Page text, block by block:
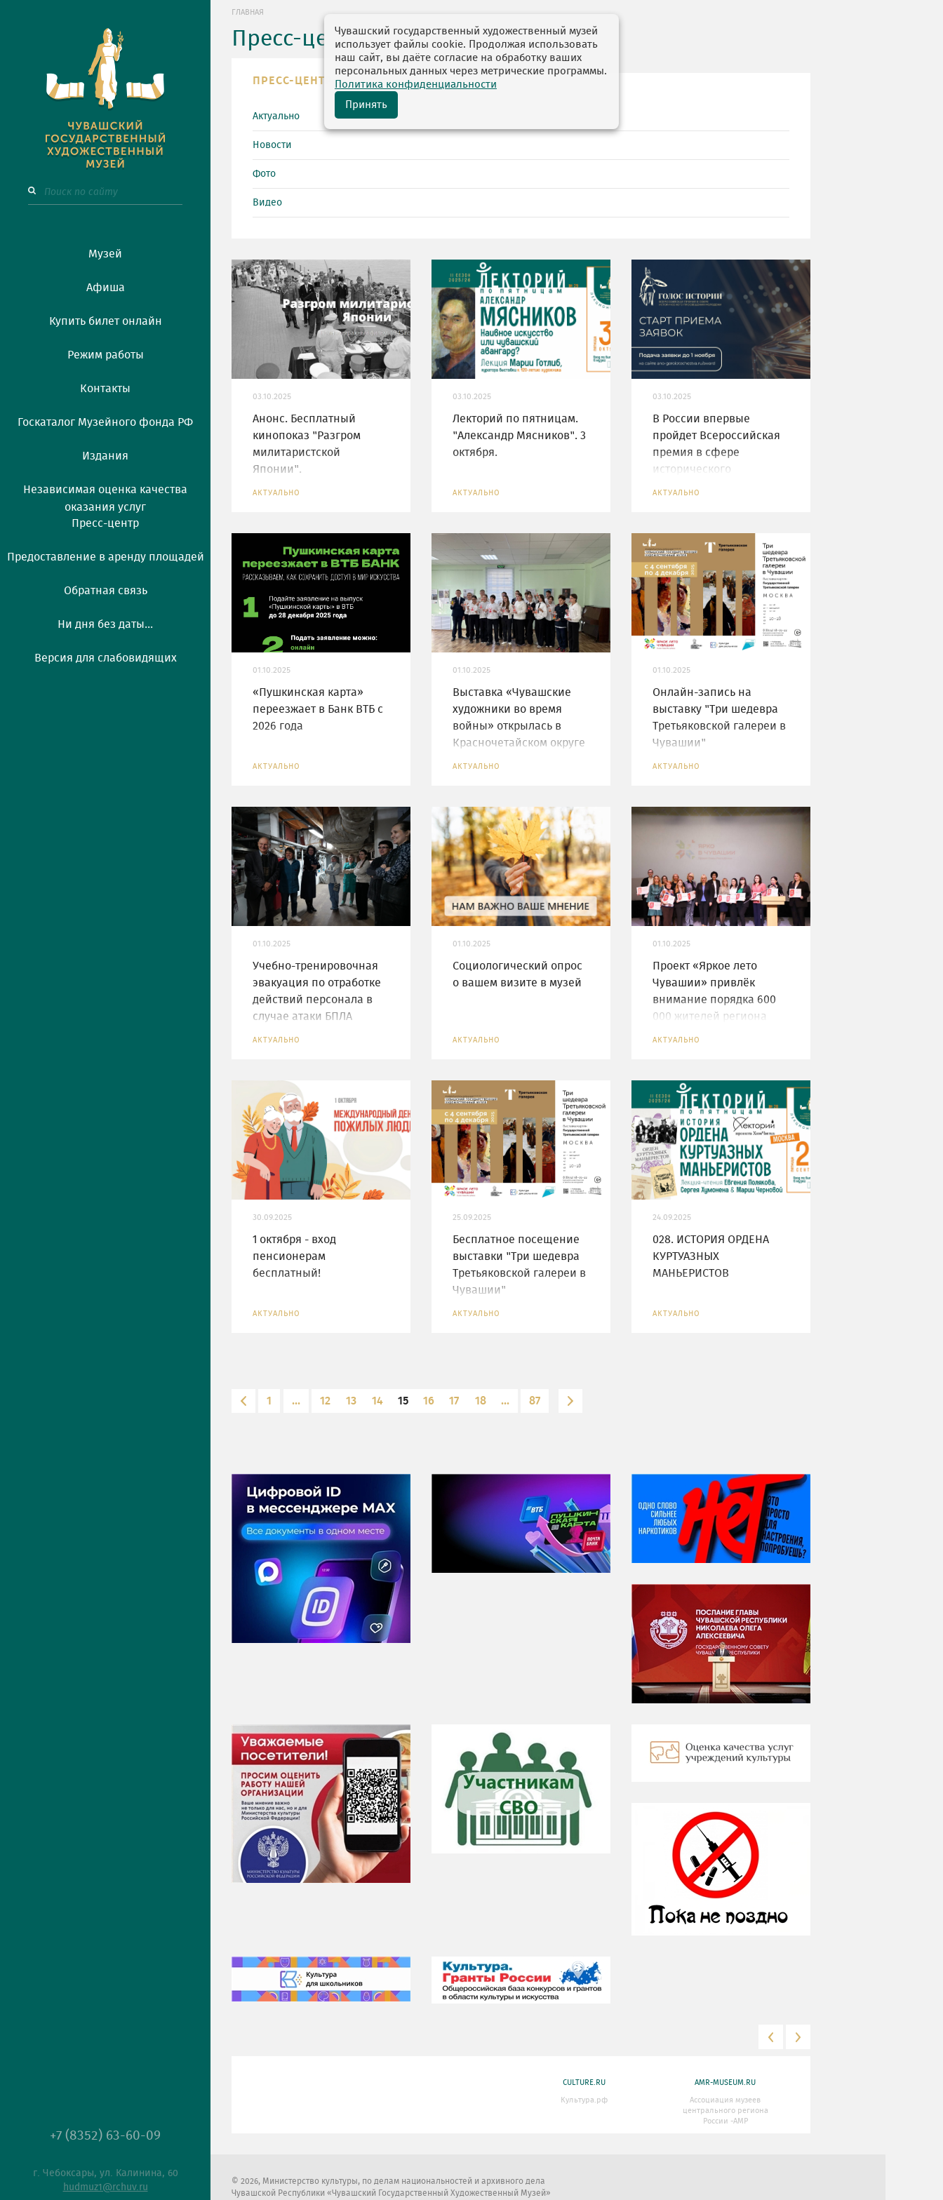
Музей
Афиша
Купить билет онлайн
Режим работы
Контакты
Госкаталог Музейного фонда РФ
Издания
Независимая оценка качества
оказания услуг
Пресс-центр
Предоставление в аренду площадей
Обратная связь
Ни дня без даты...
Версия для слабовидящих
+7 (8352) 63-60-09
г. Чебоксары, ул. Калинина, 60
hudmuz1@rchuv.ru
ГЛАВНАЯ
Пресс-центр
ПРЕСС-ЦЕНТР
Актуально
Новости
Фото
Видео
03.10.2025
Анонс. Бесплатный
кинопоказ "Разгром
милитаристской
Японии".
АКТУАЛЬНО
03.10.2025
Лекторий по пятницам.
"Александр Мясников". 3
октября.
АКТУАЛЬНО
03.10.2025
В России впервые
пройдет Всероссийская
премия в сфере
исторического
АКТУАЛЬНО
01.10.2025
«Пушкинская карта»
переезжает в Банк ВТБ с
2026 года
АКТУАЛЬНО
01.10.2025
Выставка «Чувашские
художники во время
войны» открылась в
Красночетайском округе
АКТУАЛЬНО
01.10.2025
Онлайн-запись на
выставку "Три шедевра
Третьяковской галереи в
Чувашии"
АКТУАЛЬНО
01.10.2025
Учебно-тренировочная
эвакуация по отработке
действий персонала в
случае атаки БПЛА
АКТУАЛЬНО
01.10.2025
Социологический опрос
о вашем визите в музей
АКТУАЛЬНО
01.10.2025
Проект «Яркое лето
Чувашии» привлёк
внимание порядка 600
000 жителей региона
АКТУАЛЬНО
30.09.2025
1 октября - вход
пенсионерам
бесплатный!
АКТУАЛЬНО
25.09.2025
Бесплатное посещение
выставки "Три шедевра
Третьяковской галереи в
Чувашии"
АКТУАЛЬНО
24.09.2025
028. ИСТОРИЯ ОРДЕНА
КУРТУАЗНЫХ
МАНЬЕРИСТОВ
АКТУАЛЬНО
1 ... 12 13 14 15 16 17 18 ... 87
ПРЕСС-ЦЕНТР
Актуально
Новости
Фото
НИ ДНЯ БЕЗ ДАТЫ...
08 августа
ВСЕМИРНЫЙ ДЕНЬ
КОШЕК
CULTURE.RU
Культура.рф
AMR-MUSEUM.RU
Ассоциация музеев
центрального региона
России -АМР
2026, Министерство культуры, по делам национальностей и архивного дела
Чувашской Республики «Чувашский Государственный Художественный Музей»
Чувашский государственный художественный музей
использует файлы cookie. Продолжая использовать
наш сайт, вы даёте согласие на обработку ваших
персональных данных через метрические программы.
Политика конфиденциальности
Принять